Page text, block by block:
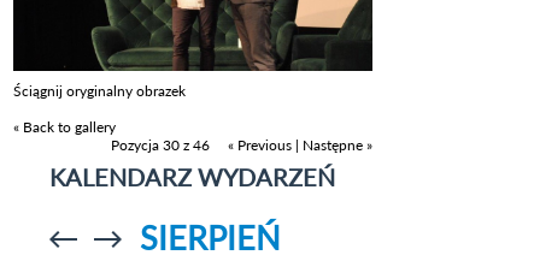
Ściągnij oryginalny obrazek
« Back to gallery
Pozycja 30 z 46
« Previous | Następne »
KALENDARZ WYDARZEŃ
Przejdź doPrzejdź do
SIERPIEŃ